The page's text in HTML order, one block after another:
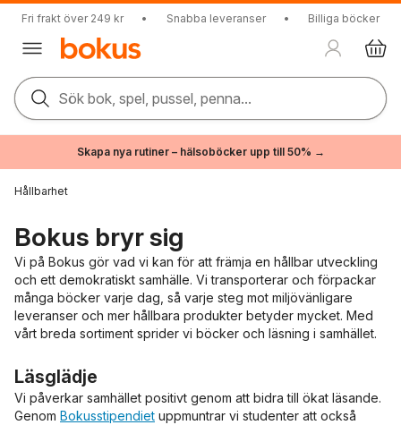
Fri frakt över 249 kr • Snabba leveranser • Billiga böcker
Sök bok, spel, pussel, penna...
Skapa nya rutiner – hälsoböcker upp till 50% →
Hållbarhet
Bokus bryr sig
Vi på Bokus gör vad vi kan för att främja en hållbar utveckling
och ett demokratiskt samhälle. Vi transporterar och förpackar
många böcker varje dag, så varje steg mot miljövänligare
leveranser och mer hållbara produkter betyder mycket. Med
vårt breda sortiment sprider vi böcker och läsning i samhället.
Läsglädje
Vi påverkar samhället positivt genom att bidra till ökat läsande.
Genom Bokusstipendiet uppmuntrar vi studenter att också